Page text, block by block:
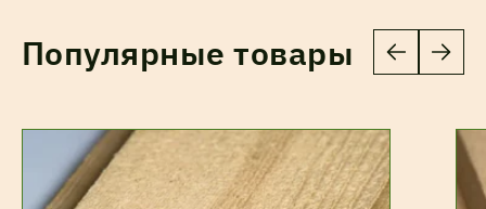
Популярные товары